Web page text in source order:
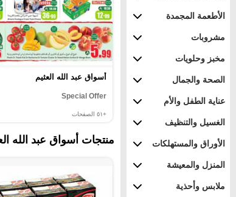
الأطعمة المجمدة
مشروبات
مخبز وحلويات
الصحة والجمال
عناية الطفل والأم
الغسيل والتنظيف
الأوراق والمستهلكات
المنزل والمعيشة
ملابس وأحذية
أسواق عبد الله العثيم
Special Offer
+٥١ الصفحات
منتجات أسواق عبد الله